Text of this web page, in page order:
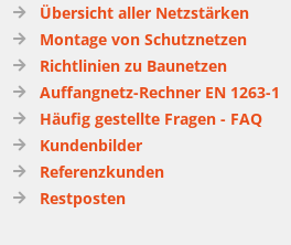
Übersicht aller Netzstärken
Montage von Schutznetzen
Richtlinien zu Baunetzen
Auffangnetz-Rechner EN 1263-1
Häufig gestellte Fragen - FAQ
Kundenbilder
Referenzkunden
Restposten